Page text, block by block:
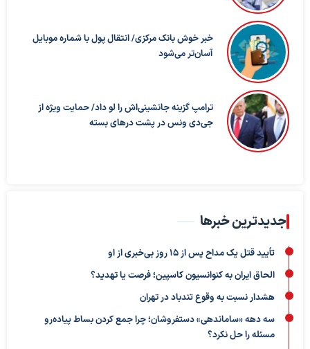
خبر خوش بانک مرکزی/ انتقال پول با شماره موبایل
آسان‌تر می‌شود
ترامپ گزینه جانشینی‌اش را لو داد/ حمایت ویژه از
جی‌دی ونس در پشت درهای بسته
جدیدترین خبرها
تأیید قتل یک مداح پس از ۱۵ روز بی‌خبری از او
الحاق ایران به کنوانسیون کاسپین؛ فرصت یا تهدید؟
هشدار نسبت به وقوع تندباد در تهران
سه دهه «ساماندهی» دستفروشان؛ چرا جمع کردن بساط پیاده‌رو
مسئله را حل نکرد؟